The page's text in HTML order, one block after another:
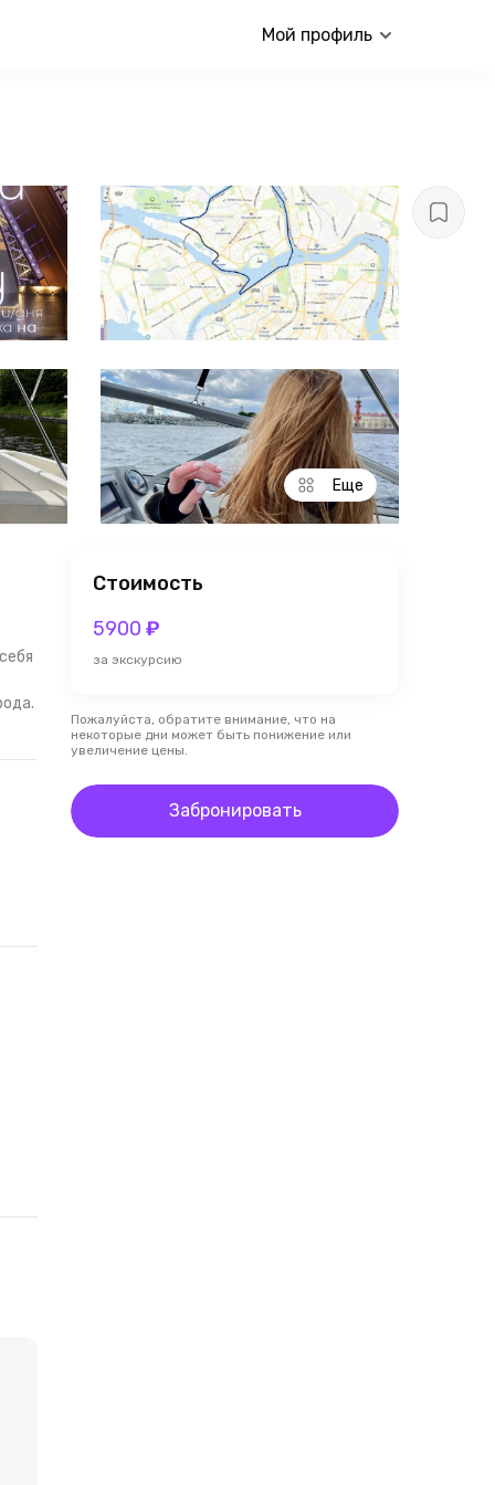
Мой профиль
Еще
Стоимость
5900 ₽
за экскурсию
Пожалуйста, обратите внимание, что на
некоторые дни может быть понижение или
увеличение цены.
Забронировать